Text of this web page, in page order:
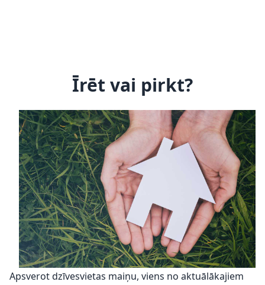
Īrēt vai pirkt?
Apsverot dzīvesvietas maiņu, viens no aktuālākajiem